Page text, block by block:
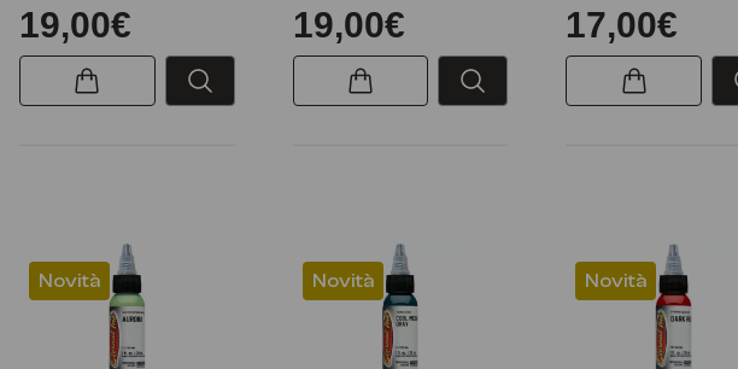
19,00€ 19,00€ 17,00€
Novità Novità Novità